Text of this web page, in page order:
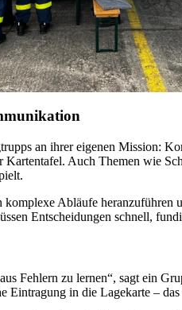
an ihrer eigenen Mission:
Auch Themen wie
Abläufe
Entscheidungen schnell,
Fehlern zu lernen“, sagt ein
Eintragung in die Lagekarte –